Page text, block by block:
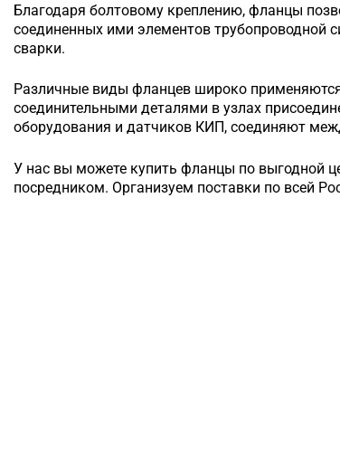
Благодаря болтовому креплению, фланцы
соединенных ими элементов трубопроводной
сварки.
Различные виды фланцев широко
соединительными деталями в узлах
оборудования и датчиков КИП, соединяют
У нас вы можете купить фланцы по выгодной
посредником. Организуем поставки по всей